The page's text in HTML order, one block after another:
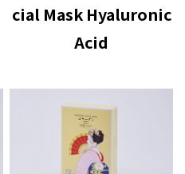
cial Mask Hyaluronic
Acid